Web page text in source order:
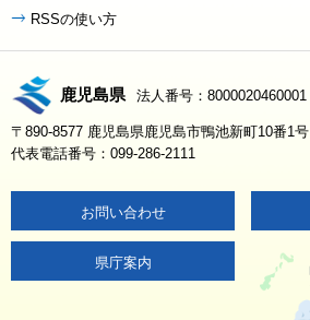
RSSの使い方
鹿児島県 法人番号：8000020460001
〒890-8577 鹿児島県鹿児島市鴨池新町10番1号
代表電話番号：099-286-2111
お問い合わせ
県庁案内